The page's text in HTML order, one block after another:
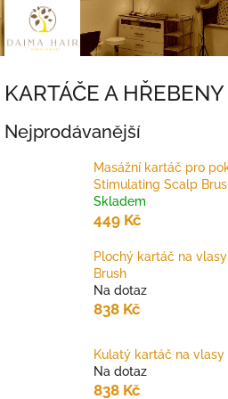
Přejít
na
obsah
KARTÁČE A HŘEBENY
Nejprodávanější
Masážní kartáč pro
Stimulating Scalp
Skladem
449 Kč
Plochý kartáč na
Brush
Na dotaz
838 Kč
Kulatý kartáč na vlasy
Na dotaz
838 Kč